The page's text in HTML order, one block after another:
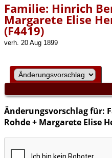
Familie: Hinrich
Margarete Elise
(F4419)
verh. 20 Aug 1899
Änderungsvorschlag für:
Rohde + Margarete Elise